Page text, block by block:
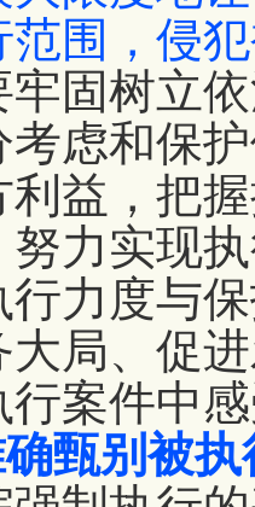
范围，侵
牢固树立
虑和保
益，把
力实现
力度与
局、促
案件中
甄别被